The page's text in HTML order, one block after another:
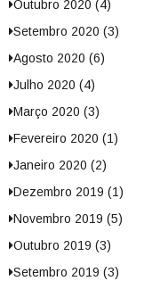
Outubro 2020 (4)
Setembro 2020 (3)
Agosto 2020 (6)
Julho 2020 (4)
Março 2020 (3)
Fevereiro 2020 (1)
Janeiro 2020 (2)
Dezembro 2019 (1)
Novembro 2019 (5)
Outubro 2019 (3)
Setembro 2019 (3)